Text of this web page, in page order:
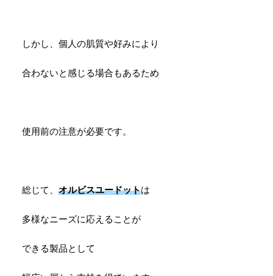
しかし、個人の肌質や好みにより
合わないと感じる場合もあるため
使用前の注意が必要です。
総じて、 オルビスユードットは
多様なニーズに応えることが
できる製品として